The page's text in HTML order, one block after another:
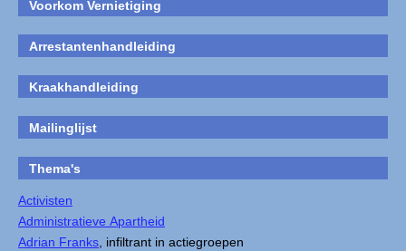
Voorkom Vernietiging
Arrestantenhandleiding
Kraakhandleiding
Mailinglijst
Thema's
Activisten
Administratieve Apartheid
Adrian Franks , infiltrant in actiegroepen